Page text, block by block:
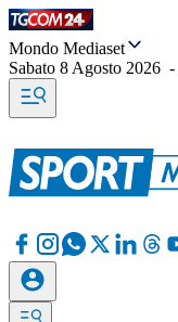
Mondo Mediaset
Sabato 8 Agosto 2026 -